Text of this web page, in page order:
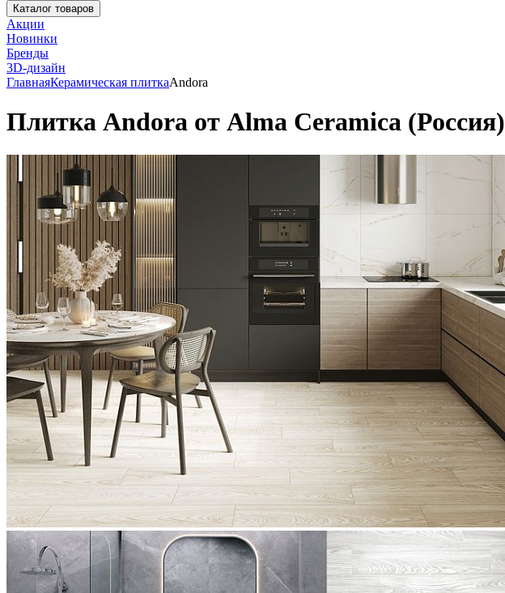
Каталог товаров
Акции
Новинки
Бренды
3D-дизайн
ГлавнаяКерамическая плиткаAndora
Плитка Andora от Alma Ceramica (Россия)